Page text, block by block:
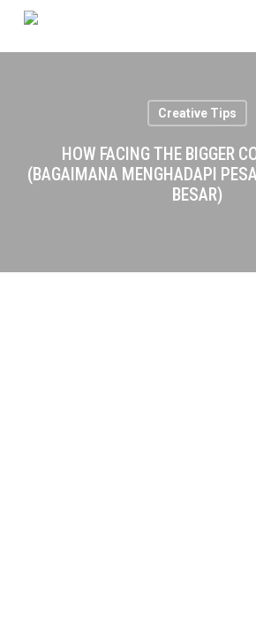
main
Creative Tips
HOW FACING THE BIGGER
(BAGAIMANA MENGHADAPI
BESAR)